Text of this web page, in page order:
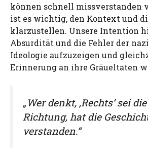
können schnell missverstanden
ist es wichtig, den Kontext und
klarzustellen. Unsere Intention
Absurdität und die Fehler der
Ideologie aufzuzeigen und
Erinnerung an ihre Gräueltaten
„Wer denkt, ‚Rechts‘ sei
Richtung, hat die
verstanden.“